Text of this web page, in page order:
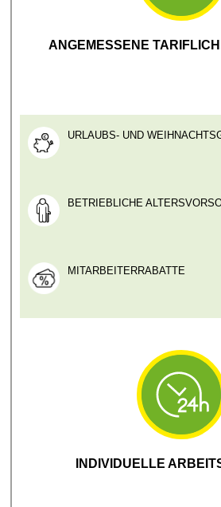
ANGEMESSENE
URLAUBS- UND
BETRIEBLICHE
MITARBEITERRABATTE
INDIVIDUELLE